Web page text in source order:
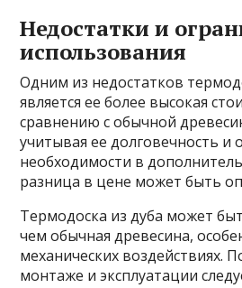
Недостатки и
использования
Одним из недостатков
является ее более высокая
сравнению с обычной
учитывая ее долговечность и
необходимости в
разница в цене может быть
Термодоска из дуба может
чем обычная древесина,
механических воздействиях.
монтаже и эксплуатации